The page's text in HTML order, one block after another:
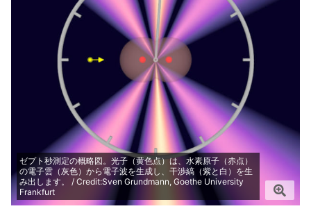
ゼプト秒測定の概略図。光子（黄色点）は、水素原子（赤点）
の電子雲（灰色）から電子波を生成し、干渉縞（紫と白）を生
み出します。 / Credit:Sven Grundmann, Goethe University
Frankfurt